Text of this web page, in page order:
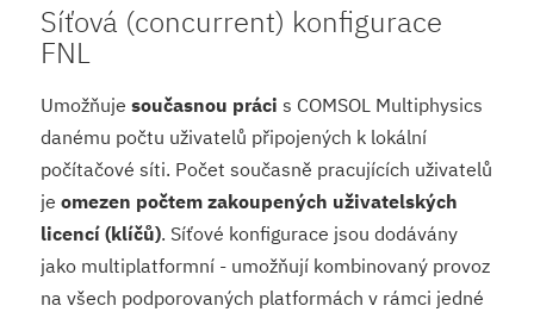
Síťová (concurrent) konfigurace
FNL
Umožňujesoučasnou práci s COMSOL Multiphysics
danému počtu uživatelů připojených k lokální
počítačové síti. Počet současně pracujících uživatelů
jeomezen počtem zakoupených uživatelských
licencí (klíčů). Síťové konfigurace jsou dodávány
jako multiplatformní - umožňují kombinovaný provoz
na všech podporovaných platformách v rámci jedné